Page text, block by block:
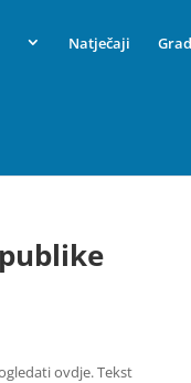
Natječaji
ovdje. Tekst